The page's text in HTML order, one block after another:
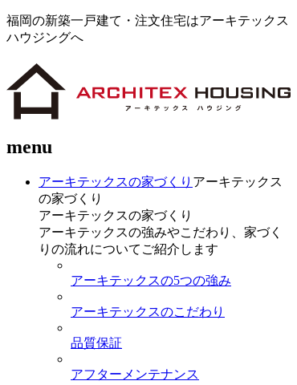
福岡の新築一戸建て・注文住宅はアーキテックス
ハウジングへ
menu
アーキテックスの家づくり アーキテックス
の家づくり
アーキテックスの家づくり
アーキテックスの強みやこだわり、家づく
りの流れについてご紹介します
アーキテックスの5つの強み
アーキテックスのこだわり
品質保証
アフターメンテナンス